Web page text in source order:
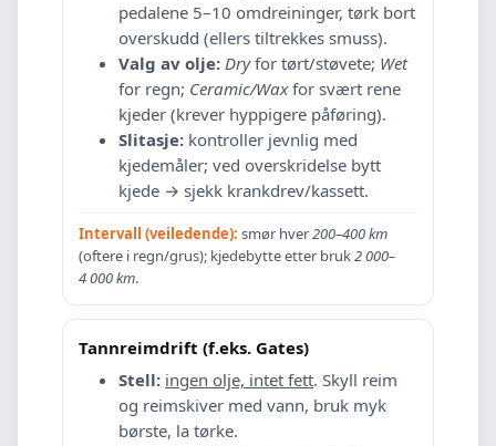
pedalene 5–10 omdreininger, tørk bort
overskudd (ellers tiltrekkes smuss).
Valg av olje: Dryfor tørt/støvete; Wet
for regn; Ceramic/Waxfor svært rene
kjeder (krever hyppigere påføring).
Slitasje: kontroller jevnlig med
kjedemåler; ved overskridelse bytt
kjede → sjekk krankdrev/kassett.
Intervall (veiledende): smør hver200–400 km
(oftere i regn/grus); kjedebytte etter bruk2 000–
4 000 km.
Tannreimdrift (f.eks. Gates)
Stell: ingen olje, intet fett. Skyll reim
og reimskiver med vann, bruk myk
børste, la tørke.